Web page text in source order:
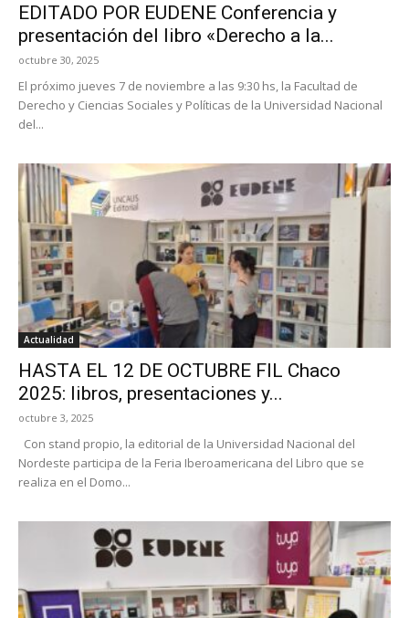
EDITADO POR EUDENE Conferencia y
presentación del libro «Derecho a la...
octubre 30, 2025
El próximo jueves 7 de noviembre a las 9:30 hs, la Facultad de
Derecho y Ciencias Sociales y Políticas de la Universidad Nacional
del...
Actualidad
HASTA EL 12 DE OCTUBRE FIL Chaco
2025: libros, presentaciones y...
octubre 3, 2025
Con stand propio, la editorial de la Universidad Nacional del
Nordeste participa de la Feria Iberoamericana del Libro que se
realiza en el Domo...